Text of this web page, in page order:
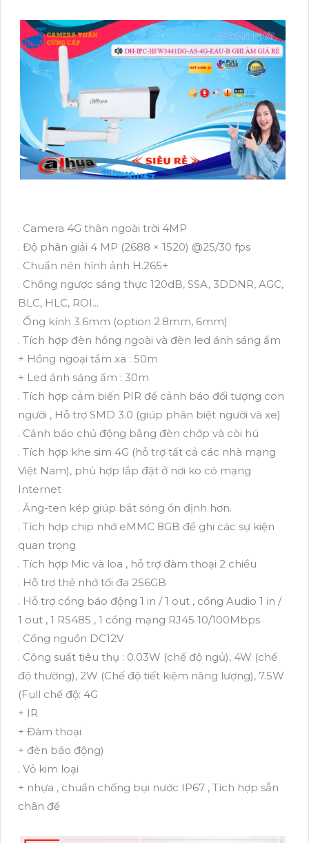
. Camera 4G thân ngoài trời 4MP
. Độ phân giải 4 MP (2688 × 1520) @25/30 fps
. Chuẩn nén hình ảnh H.265+
. Chống ngược sáng thực 120dB, SSA, 3DDNR, AGC,
BLC, HLC, ROI...
. Ống kính 3.6mm (option 2.8mm, 6mm)
. Tích hợp đèn hồng ngoài và đèn led ánh sáng ấm
+ Hồng ngoại tầm xa : 50m
+ Led ánh sáng ấm : 30m
. Tích hợp cảm biến PIR để cảnh báo đối tượng con
người , Hỗ trợ SMD 3.0 (giúp phân biệt người và xe)
. Cảnh báo chủ động bằng đèn chớp và còi hú
. Tích hợp khe sim 4G (hỗ trợ tất cả các nhà mạng
Việt Nam), phù hợp lắp đặt ở nơi ko có mạng
Internet
. Ăng-ten kép giúp bắt sóng ổn định hơn.
. Tích hợp chip nhớ eMMC 8GB để ghi các sự kiện
quan trọng
. Tích hợp Mic và loa , hỗ trợ đàm thoại 2 chiều
. Hỗ trợ thẻ nhớ tối đa 256GB
. Hỗ trợ cổng báo động 1 in / 1 out , cổng Audio 1 in /
1 out , 1 RS485 , 1 cổng mạng RJ45 10/100Mbps
. Cổng nguồn DC12V
. Công suất tiêu thụ : 0.03W (chế độ ngủ), 4W (chế
độ thường), 2W (Chế độ tiết kiệm năng lượng), 7.5W
(Full chế độ: 4G
+ IR
+ Đàm thoại
+ đèn báo động)
. Vỏ kim loại
+ nhựa , chuẩn chống bụi nước IP67 , Tích hợp sẵn
chân đế